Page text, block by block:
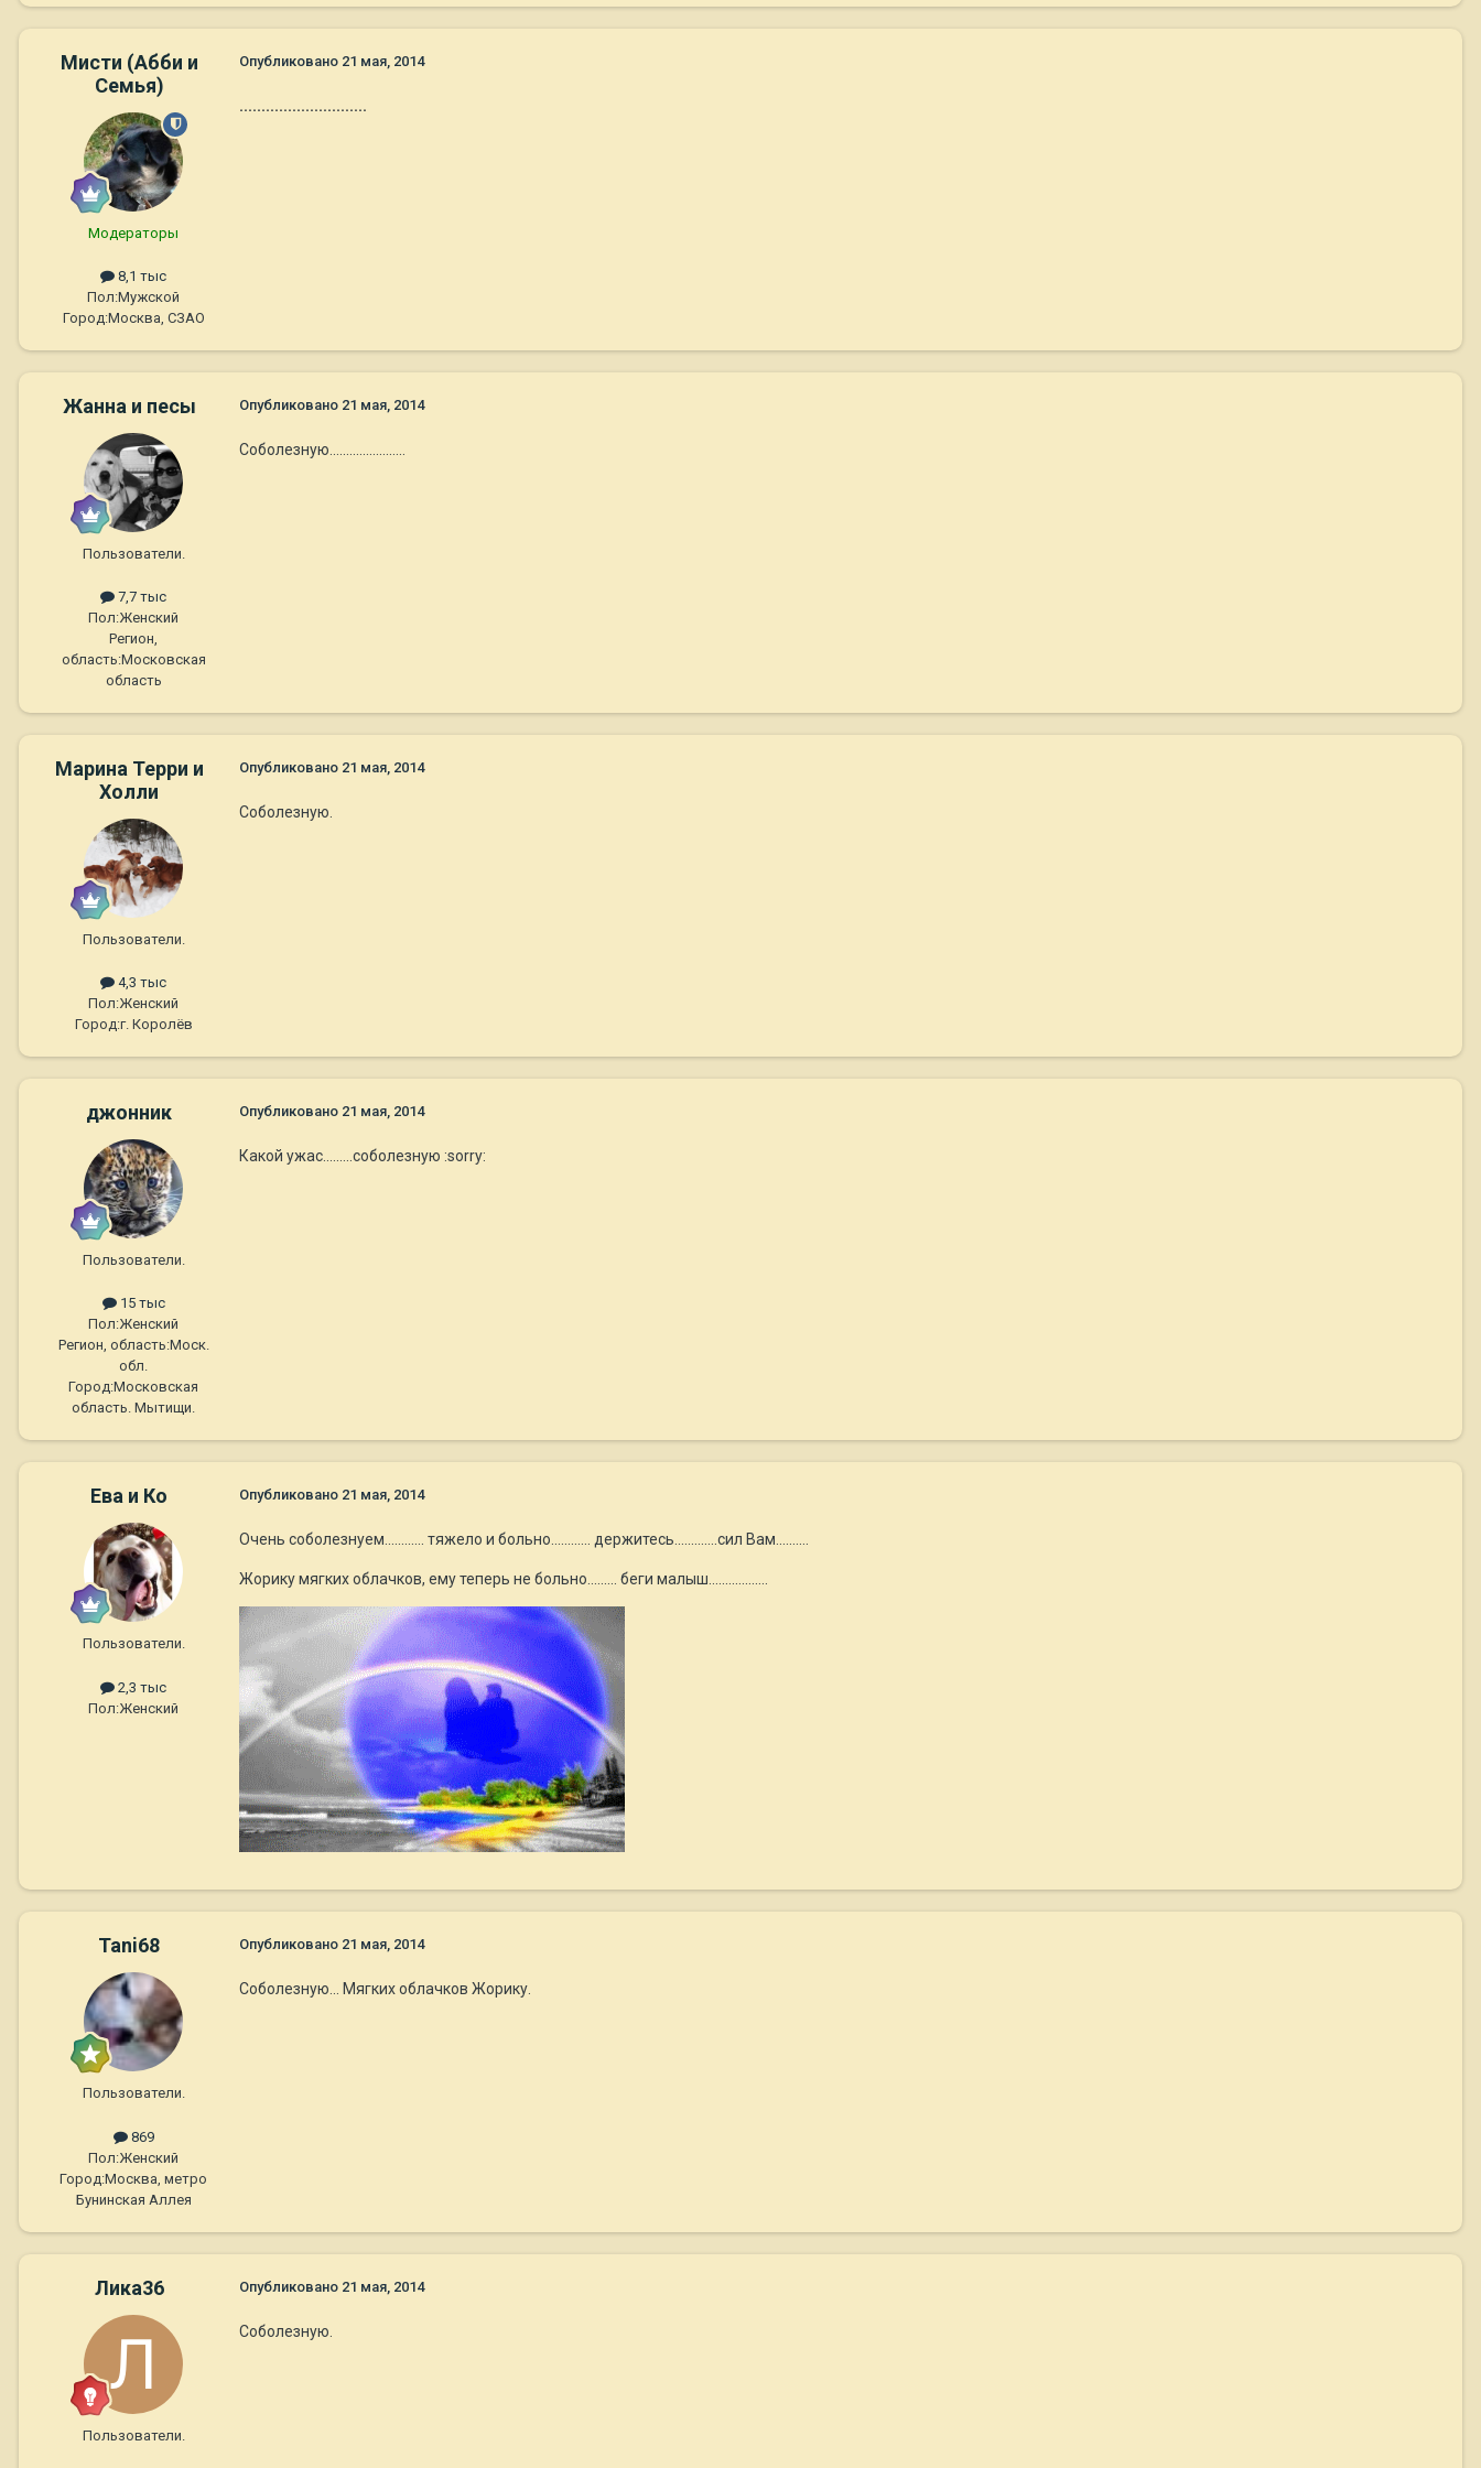
Мисти (Абби и
Семья)
Модераторы
8,1 тыс
Пол:Мужской
Город:Москва, СЗАО
Опубликовано 21 мая, 2014
.............................
Жанна и песы
Пользователи.
7,7 тыс
Пол:Женский
Регион,
область:Московская
область
Опубликовано 21 мая, 2014
Соболезную.......................
Марина Терри и
Холли
Пользователи.
4,3 тыс
Пол:Женский
Город:г. Королёв
Опубликовано 21 мая, 2014
Соболезную.
джонник
Пользователи.
15 тыс
Пол:Женский
Регион, область:Моск.
обл.
Город:Московская
область. Мытищи.
Опубликовано 21 мая, 2014
Какой ужас.........соболезную :sorry:
Ева и Ко
Пользователи.
2,3 тыс
Пол:Женский
Опубликовано 21 мая, 2014
Очень соболезнуем............ тяжело и больно............ держитесь.............сил Вам..........
Жорику мягких облачков, ему теперь не больно......... беги малыш..................
Tani68
Пользователи.
869
Пол:Женский
Город:Москва, метро
Бунинская Аллея
Опубликовано 21 мая, 2014
Соболезную... Мягких облачков Жорику.
Лика36
Пользователи.
Опубликовано 21 мая, 2014
Соболезную.